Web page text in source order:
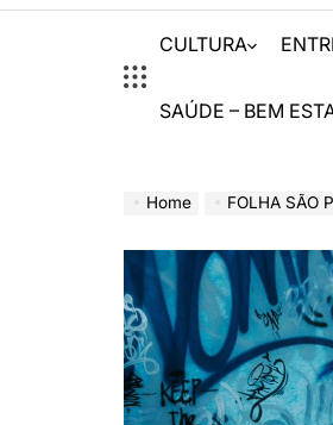
CULTURA
SAÚDE – BEM
Home FOLHA SÃO